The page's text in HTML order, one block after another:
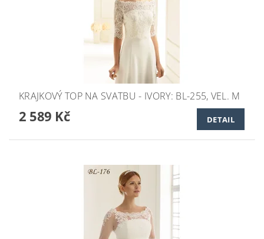
KRAJKOVÝ TOP NA SVATBU - IVORY: BL-255, VEL. M
2 589 Kč DETAIL